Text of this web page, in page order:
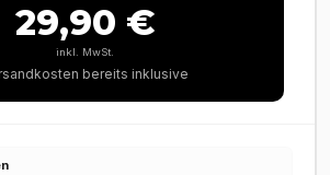
29,90 €
inkl. MwSt.
bereits inklusive